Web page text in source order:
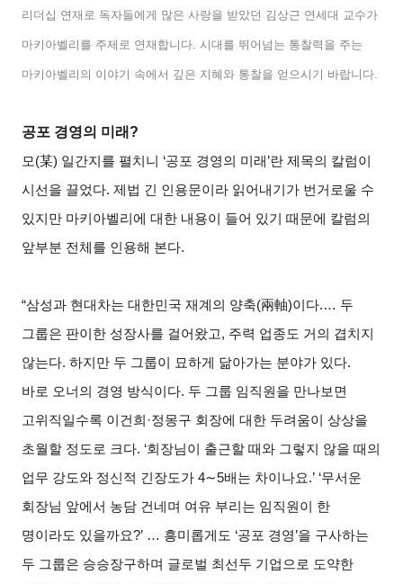
리더십 연재로 독자들에게 많은 사랑을 받았던 김상근 연세대 교수가
마키아벨리를 주제로 연재합니다 .시대를 뛰어넘는 통찰력을 주는
마키아벨리의 이야기 속에서 깊은 지혜와 통찰을 얻으시기 바랍니다
공포 경영의 미래 ?
모(某) 일간지를 펼치니 ‘공포 경영의 미래 ’란 제목의 칼럼이
시선을 끌었다.제법 긴 인용문이라 읽어내기가 번거로울 수
있지만 마키아벨리에 대한 내용이 들어 있기 때문에 칼럼의
앞부분 전체를 인용해 본다.
“삼성과 현대차는 대한민국 재계의 양축(兩軸)이다.… 두
그룹은 판이한 성장사를 걸어왔고, 주력 업종도 거의 겹치지
않는다.하지만 두 그룹이 묘하게 닮아가는 분야가 있다.
바로 오너의 경영 방식이다. 두 그룹 임직원을 만나보면
고위직일수록 이건희 ·정몽구 회장에 대한 두려움이 상상을
초월할 정도로 크다. ‘회장님이 출근할 때와 그렇지 않을 때의
업무 강도와 정신적 긴장도가 4∼5배는 차이나요.’ ‘무서운
회장님 앞에서 농담 건네며 여유 부리는 임직원이 한
명이라도 있을까요?’ … 흥미롭게도 ‘공포 경영’을 구사하는
두 그룹은 승승장구하며 글로벌 최선두 기업으로 도약한